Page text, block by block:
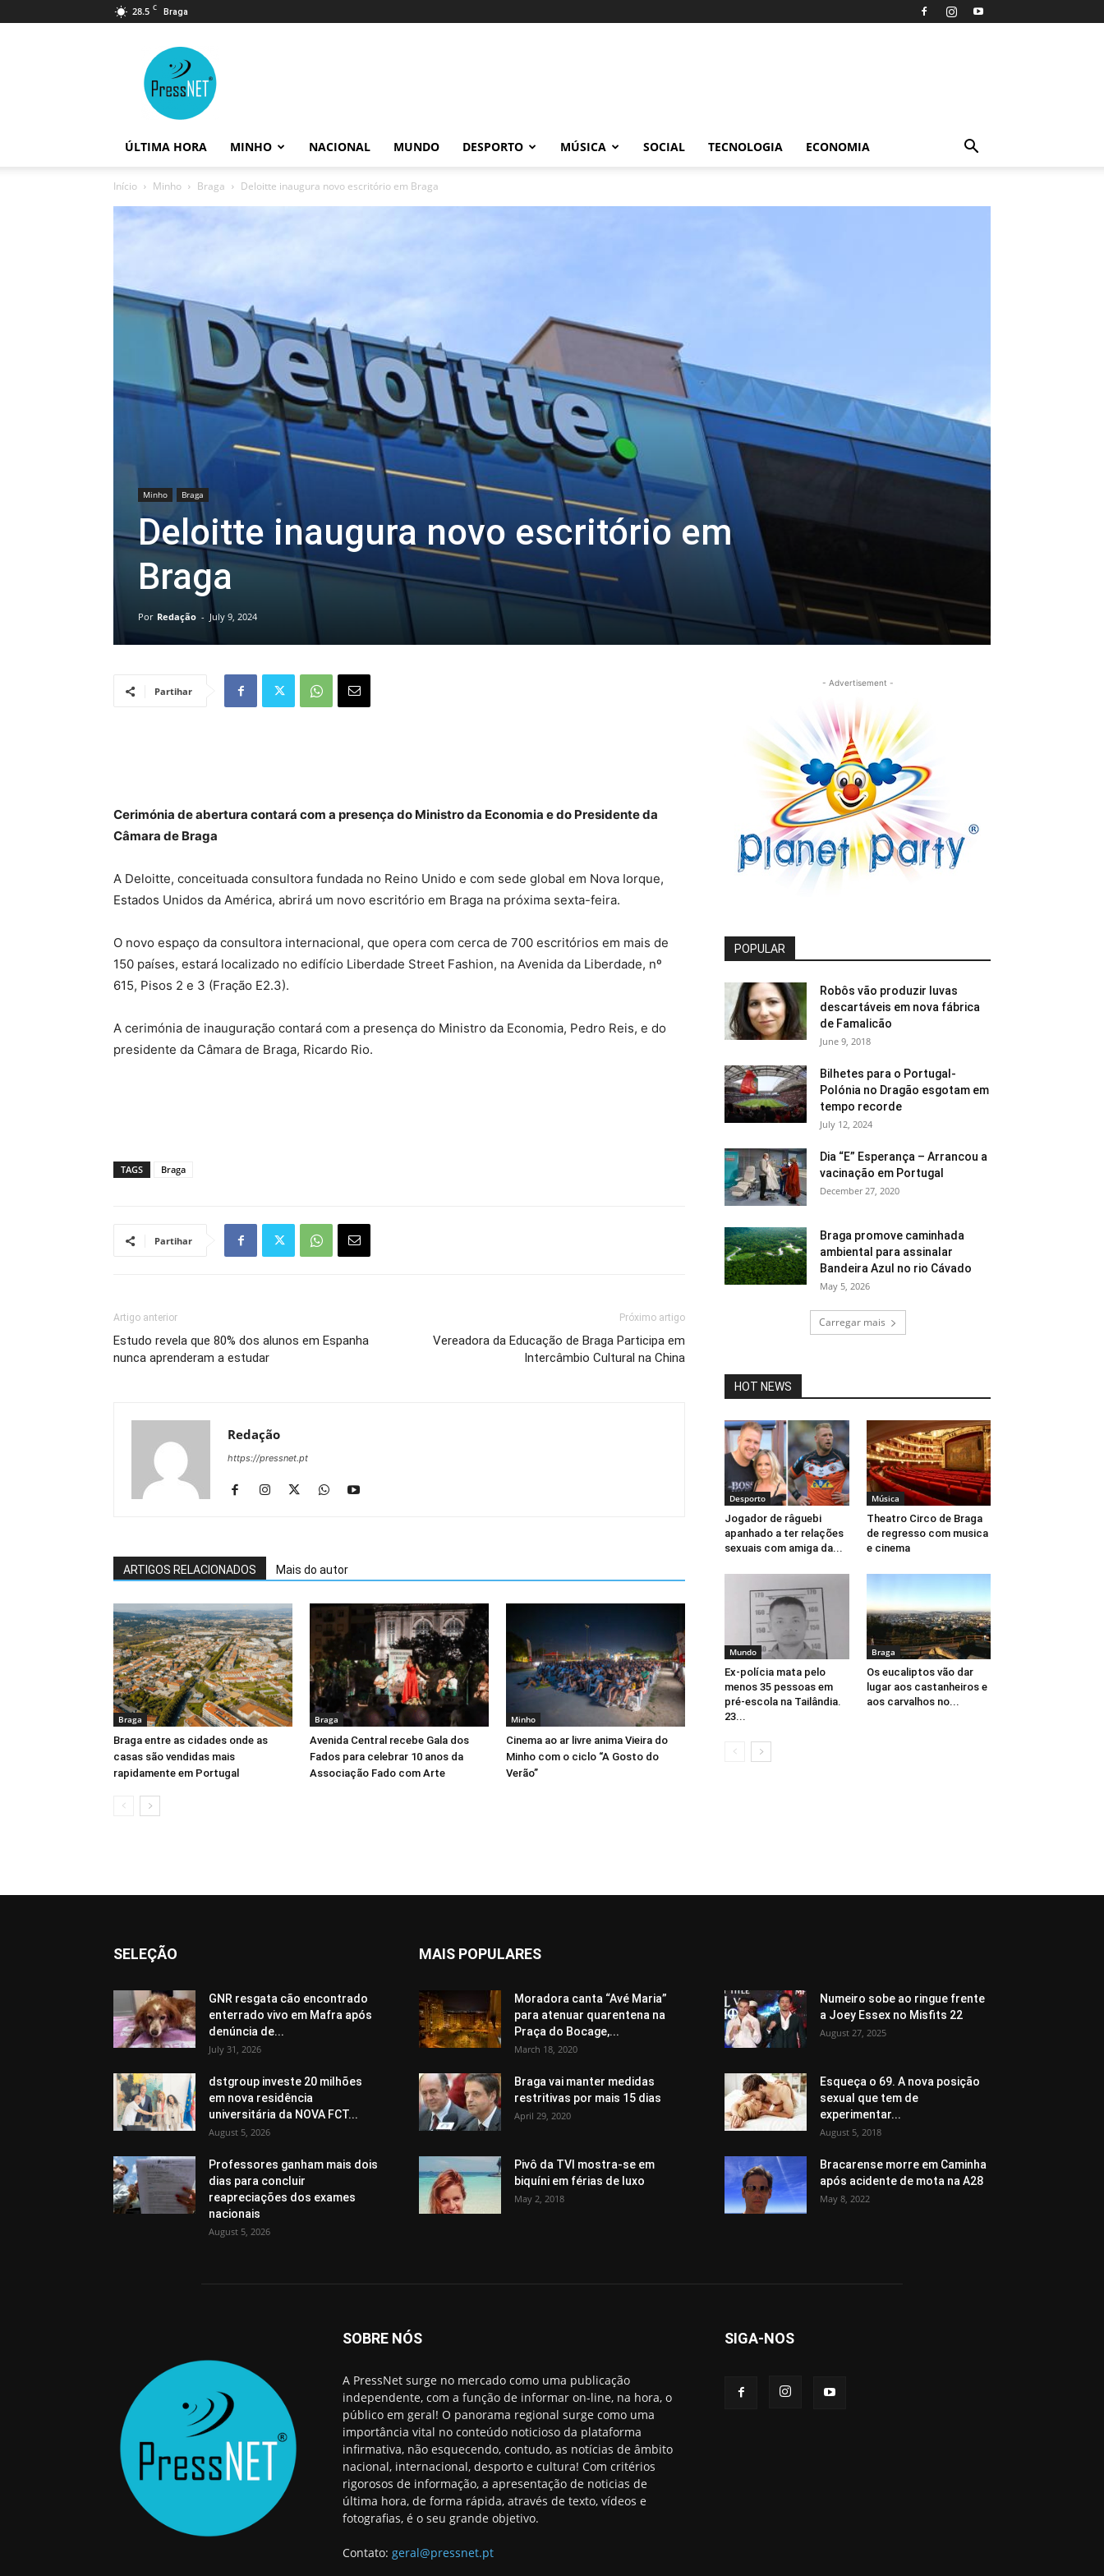
28.5 C Braga
ÚLTIMA HORA MINHO NACIONAL MUNDO DESPORTO MÚSICA SOCIAL TECNOLOGIA ECONOMIA
Início Minho Braga Deloitte inaugura novo escritório em Braga
Minho Braga
Deloitte inaugura novo escritório em
Braga
Por Redação - July 9, 2024
Partihar
Cerimónia de abertura contará com a presença do Ministro da Economia e do Presidente da
Câmara de Braga
A Deloitte, conceituada consultora fundada no Reino Unido e com sede global em Nova Iorque,
Estados Unidos da América, abrirá um novo escritório em Braga na próxima sexta-feira.
O novo espaço da consultora internacional, que opera com cerca de 700 escritórios em mais de
150 países, estará localizado no edifício Liberdade Street Fashion, na Avenida da Liberdade, nº
615, Pisos 2 e 3 (Fração E2.3).
A cerimónia de inauguração contará com a presença do Ministro da Economia, Pedro Reis, e do
presidente da Câmara de Braga, Ricardo Rio.
TAGS Braga
Partihar
Artigo anterior
Estudo revela que 80% dos alunos em Espanha
nunca aprenderam a estudar
Próximo artigo
Vereadora da Educação de Braga Participa em
Intercâmbio Cultural na China
Redação
https://pressnet.pt
ARTIGOS RELACIONADOS Mais do autor
Braga
Braga entre as cidades onde as
casas são vendidas mais
rapidamente em Portugal
Braga
Avenida Central recebe Gala dos
Fados para celebrar 10 anos da
Associação Fado com Arte
Minho
Cinema ao ar livre anima Vieira do
Minho com o ciclo “A Gosto do
Verão”
- Advertisement -
POPULAR
Robôs vão produzir luvas
descartáveis em nova fábrica
de Famalicão
June 9, 2018
Bilhetes para o Portugal-
Polónia no Dragão esgotam em
tempo recorde
July 12, 2024
Dia “E” Esperança – Arrancou a
vacinação em Portugal
December 27, 2020
Braga promove caminhada
ambiental para assinalar
Bandeira Azul no rio Cávado
May 5, 2026
Carregar mais
HOT NEWS
Desporto
Jogador de râguebi
apanhado a ter relações
sexuais com amiga da...
Música
Theatro Circo de Braga
de regresso com musica
e cinema
Mundo
Ex-polícia mata pelo
menos 35 pessoas em
pré-escola na Tailândia.
23...
Braga
Os eucaliptos vão dar
lugar aos castanheiros e
aos carvalhos no...
SELEÇÃO
GNR resgata cão encontrado
enterrado vivo em Mafra após
denúncia de...
July 31, 2026
dstgroup investe 20 milhões
em nova residência
universitária da NOVA FCT...
August 5, 2026
Professores ganham mais dois
dias para concluir
reapreciações dos exames
nacionais
August 5, 2026
MAIS POPULARES
Moradora canta “Avé Maria”
para atenuar quarentena na
Praça do Bocage,...
March 18, 2020
Numeiro sobe ao ringue frente
a Joey Essex no Misfits 22
August 27, 2025
Braga vai manter medidas
restritivas por mais 15 dias
April 29, 2020
Esqueça o 69. A nova posição
sexual que tem de
experimentar...
August 5, 2018
Pivô da TVI mostra-se em
biquíni em férias de luxo
May 2, 2018
Bracarense morre em Caminha
após acidente de mota na A28
May 8, 2022
SOBRE NÓS
A PressNet surge no mercado como uma publicação
independente, com a função de informar on-line, na hora, o
público em geral! O panorama regional surge como uma
importância vital no conteúdo noticioso da plataforma
infirmativa, não esquecendo, contudo, as notícias de âmbito
nacional, internacional, desporto e cultura! Com critérios
rigorosos de informação, a apresentação de noticias de
última hora, de forma rápida, através de texto, vídeos e
fotografias, é o seu grande objetivo.
Contato: geral@pressnet.pt
SIGA-NOS